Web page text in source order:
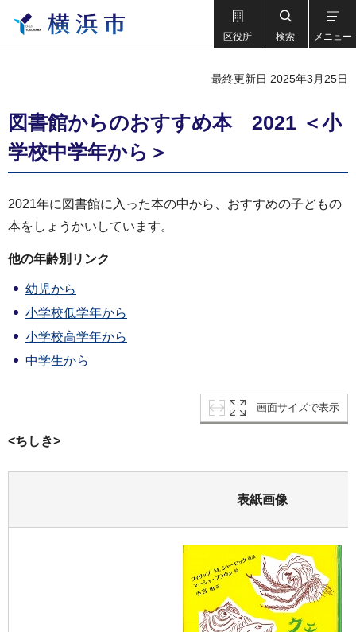
区役所 検索 メニュー
最終更新日 2025年3月25日
図書館からのおすすめ本 2021 ＜小
学校中学年から＞
2021年に図書館に入った本の中から、おすすめの子どもの
本をしょうかいしています。
他の年齢別リンク
幼児から
小学校低学年から
小学校高学年から
中学生から
画面サイズで表示
<ちしき>
表紙画像